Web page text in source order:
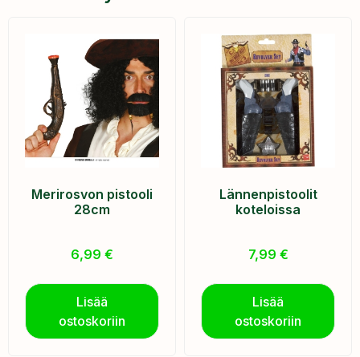
Merirosvon pistooli
28cm
6,99 €
Lisää
ostoskoriin
Lännenpistoolit
koteloissa
7,99 €
Lisää
ostoskoriin